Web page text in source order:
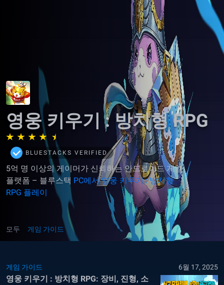
영웅 키우기 : 방치형 RPG
BLUESTACKS VERIFIED
5억 명 이상의 게이머가 신뢰하는 안드로이드 게임
플랫폼 – 블루스택 PC에서 영웅 키우기 : 방치형
RPG 플레이
모두 게임 가이드
게임 가이드 6월 17, 2025
영웅 키우기 : 방치형 RPG: 장비, 진형, 소